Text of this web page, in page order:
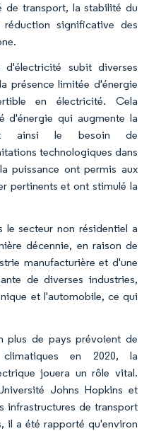
de transport, la stabilité du
significative des
subit diverses
présence limitée d'énergie
en électricité. Cela
d'énergie qui augmente la
ainsi le besoin de
technologiques dans
puissance ont permis aux
pertinents et ont stimulé la
le secteur non résidentiel a
décennie, en raison de
manufacturière et d'une
de diverses industries,
et l'automobile, ce qui
plus de pays prévoient de
en 2020, la
jouera un rôle vital.
Johns Hopkins et
infrastructures de transport
il a été rapporté qu'environ